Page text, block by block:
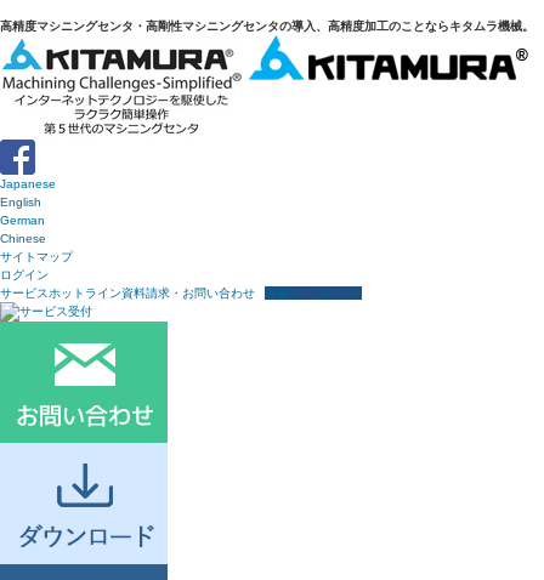
高精度マシニングセンタ・高剛性マシニングセンタの導入、高精度加工のことならキタムラ機械。
Japanese
English
German
Chinese
サイトマップ
ログイン
サービスホットライン資料請求・お問い合わせ 各種ダウンロード